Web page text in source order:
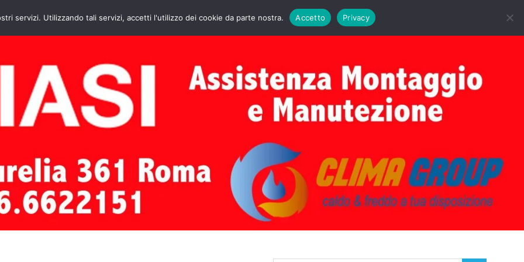
HOME CONTATTI ASSISTENZA CALDAIE BIASI PRIMA ACCENSIONE CALDAIE BIASI
servizi. Utilizzando tali servizi, accetti l'utilizzo dei cookie da parte nostra. Accetto Privacy